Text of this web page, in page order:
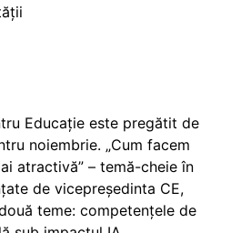
Educație este pregătit de
noiembrie. „Cum facem
atractivă” – temă-cheie în
de vicepreședinta CE,
teme: competențele de